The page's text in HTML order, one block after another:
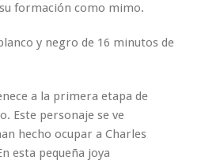
formación como mimo.
y negro de 16 minutos de
a la primera etapa de
Este personaje se ve
hecho ocupar a Charles
esta pequeña joya